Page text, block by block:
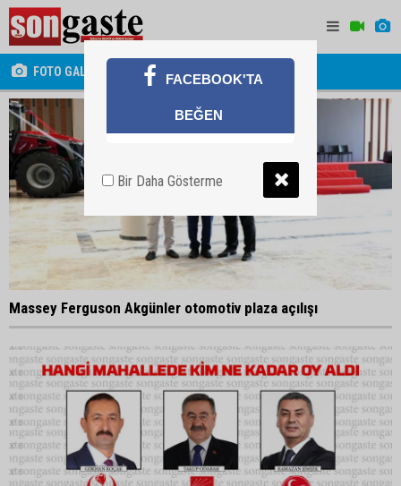
FOTO GALERİ
Massey Ferguson Akgünler otomotiv plaza açılışı
FACEBOOK'TA
BEĞEN
Bir Daha Gösterme